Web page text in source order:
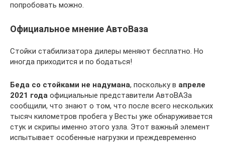
попробовать можно.
Официальное мнение АвтоВаза
Стойки стабилизатора дилеры меняют бесплатно. Но
иногда приходится и по бодаться!
Беда со стойками не надумана, поскольку в апреле
2021 года официальные представители АвтоВАЗа
сообщили, что знают о том, что после всего нескольких
тысяч километров пробега у Весты уже обнаруживается
стук и скрипы именно этого узла. Этот важный элемент
испытывает особенные нагрузки и преждевременно